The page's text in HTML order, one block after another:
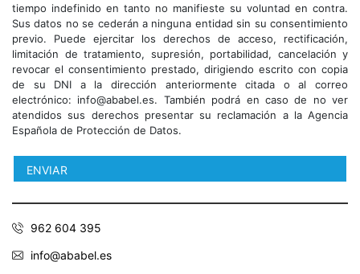
tiempo indefinido en tanto no manifieste su voluntad en contra.
Sus datos no se cederán a ninguna entidad sin su consentimiento
previo. Puede ejercitar los derechos de acceso, rectificación,
limitación de tratamiento, supresión, portabilidad, cancelación y
revocar el consentimiento prestado, dirigiendo escrito con copia
de su DNI a la dirección anteriormente citada o al correo
electrónico: info@ababel.es. También podrá en caso de no ver
atendidos sus derechos presentar su reclamación a la Agencia
Española de Protección de Datos.
962 604 395
info@ababel.es